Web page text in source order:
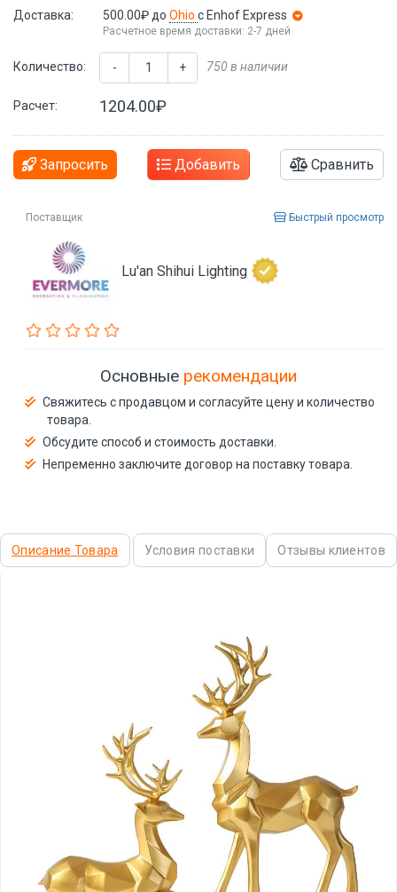
Доставка: 500.00₽ до Ohio с Enhof Express
Расчетное время доставки: 2-7 дней
Количество: - + 750 в наличии
Расчет: 1204.00₽
Запросить Добавить Сравнить
Поставщик Быстрый просмотр
Lu'an Shihui Lighting
Основные рекомендации
Свяжитесь с продавцом и согласуйте цену и количество
товара.
Обсудите способ и стоимость доставки.
Непременно заключите договор на поставку товара.
Описание Товара Условия поставки Отзывы клиентов